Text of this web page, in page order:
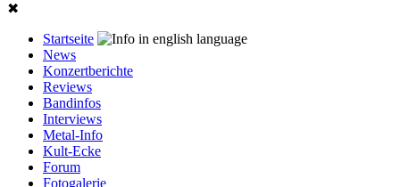
✖
Startseite
News
Konzertberichte
Reviews
Bandinfos
Interviews
Metal-Info
Kult-Ecke
Forum
Fotogalerie